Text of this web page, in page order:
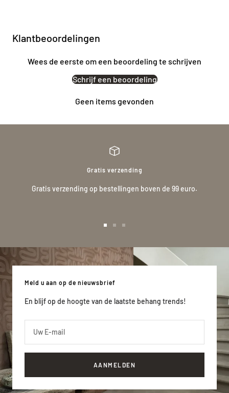
Klantbeoordelingen
Wees de eerste om een beoordeling te schrijven
Schrijf een beoordeling
Geen items gevonden
Gratis verzending
Gratis verzending op bestellingen boven de 99 euro.
slide
1
slide
2
slide
3
Meld u aan op de nieuwsbrief
En blijf op de hoogte van de laatste behang trends!
Uw E-mail
AANMELDEN